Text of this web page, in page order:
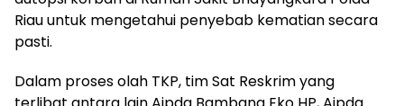
Riau untuk mengetahui penyebab kematian secara
pasti.
Dalam proses olah TKP, tim Sat Reskrim yang